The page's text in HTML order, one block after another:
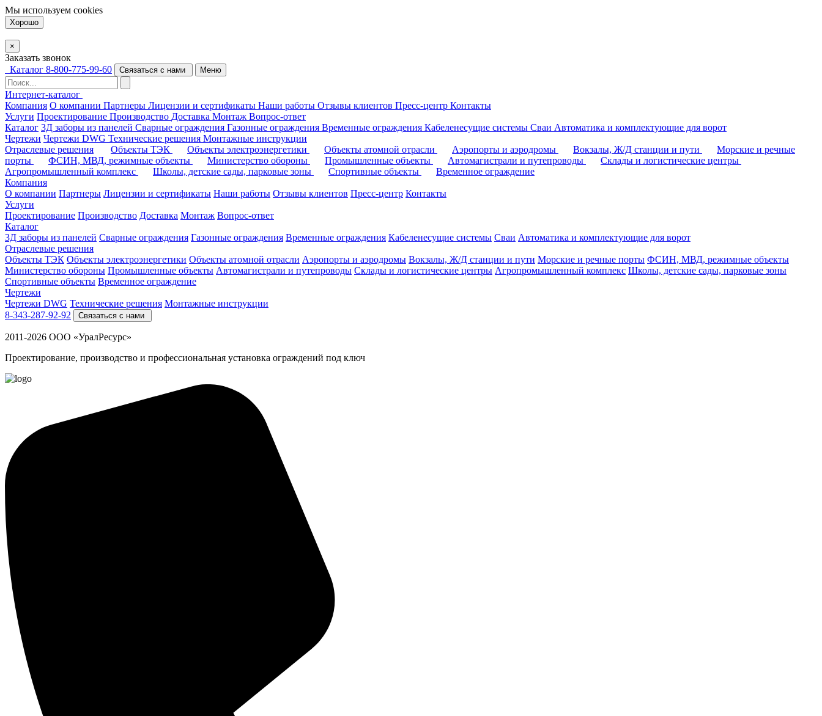
Мы используем cookies
Хорошо
×
Заказать звонок
Каталог 8-800-775-99-60 Связаться с нами Меню
Интернет-каталог
Компания О компании Партнеры Лицензии и сертификаты Наши работы Отзывы клиентов Пресс-центр Контакты
Услуги Проектирование Производство Доставка Монтаж Вопрос-ответ
Каталог 3Д заборы из панелей Сварные ограждения Газонные ограждения Временные ограждения Кабеленесущие системы Cваи Автоматика и комплектующие для ворот
Чертежи Чертежи DWG Технические решения Монтажные инструкции
Отраслевые решения
Объекты ТЭК Объекты электроэнергетики Объекты атомной отрасли Аэропорты и аэродромы Вокзалы, Ж/Д станции и пути
Морские и речные
порты
ФСИН, МВД, режимные объекты Министерство обороны Промышленные объекты Автомагистрали и путепроводы
Склады и логистические центры
Агропромышленный комплекс
Школы, детские сады, парковые зоны Спортивные объекты
Временное ограждение
Компания
О компании Партнеры Лицензии и сертификаты Наши работы Отзывы клиентов Пресс-центр Контакты
Услуги
Проектирование Производство Доставка Монтаж Вопрос-ответ
Каталог
3Д заборы из панелей Сварные ограждения Газонные ограждения Временные ограждения Кабеленесущие системы Cваи Автоматика и комплектующие для ворот
Отраслевые решения
Объекты ТЭК Объекты электроэнергетики Объекты атомной отрасли Аэропорты и аэродромы Вокзалы, Ж/Д станции и пути Морские и речные порты ФСИН, МВД, режимные объекты
Министерство обороны Промышленные объекты Автомагистрали и путепроводы Склады и логистические центры Агропромышленный комплекс Школы, детские сады, парковые зоны
Спортивные объекты Временное ограждение
Чертежи
Чертежи DWG Технические решения Монтажные инструкции
8-343-287-92-92
Связаться с нами
2011-2026 ООО «УралРесурс»
Проектирование, производство и профессиональная установка ограждений под ключ